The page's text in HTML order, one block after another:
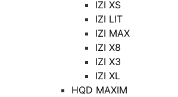
IZI XS
IZI LIT
IZI MAX
IZI X8
IZI X3
IZI XL
HQD MAXIM